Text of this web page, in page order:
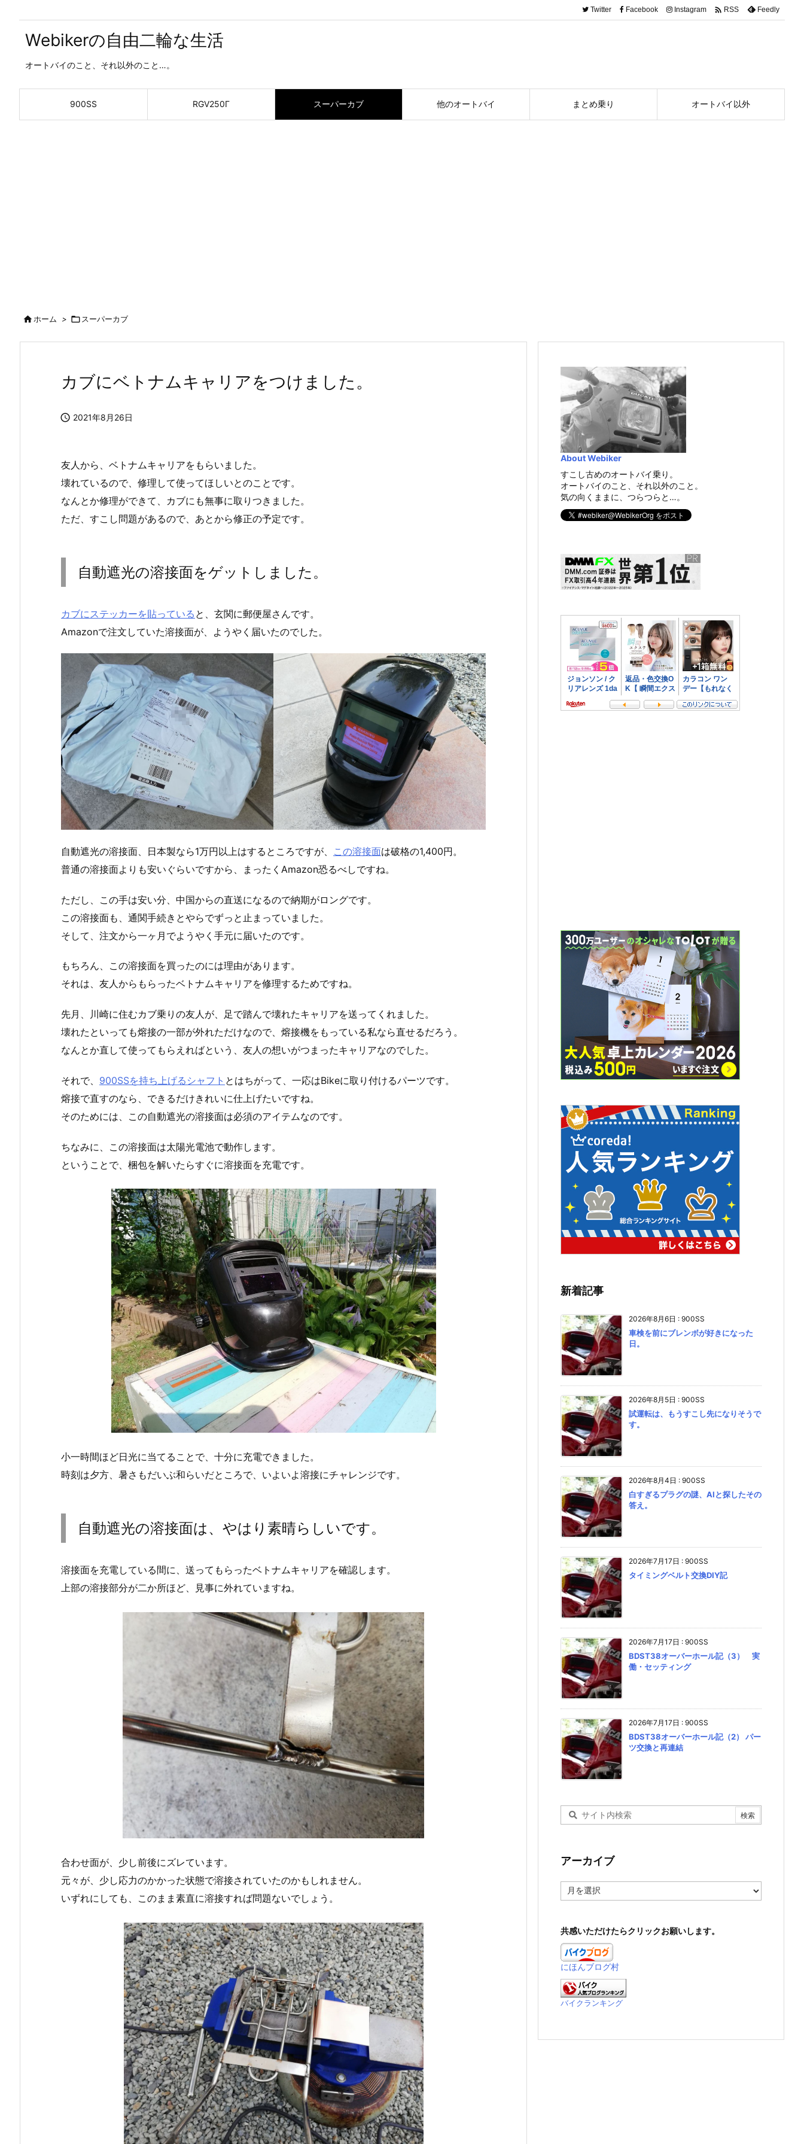
Webikerの自由二輪な生活
オートバイのこと、それ以外のこと…。
900SS RGV250Γ スーパーカブ 他のオートバイ まとめ乗り オートバイ以外
Twitter Facebook Instagram  RSS Feedly
ホーム >  スーパーカブ
カブにベトナムキャリアをつけました。
 2021年8月26日
友人から、ベトナムキャリアをもらいました。
壊れているので、修理して使ってほしいとのことです。
なんとか修理ができて、カブにも無事に取りつきました。
ただ、すこし問題があるので、あとから修正の予定です。
自動遮光の溶接面をゲットしました。
カブにステッカーを貼っている と、玄関に郵便屋さんです。
Amazonで注文していた溶接面が、ようやく届いたのでした。
自動遮光の溶接面、日本製なら1万円以上はするところですが、 この溶接面は破格の1,400円。
普通の溶接面よりも安いぐらいですから、まったくAmazon恐るべしですね。
ただし、この手は安い分、中国からの直送になるので納期がロングです。
この溶接面も、通関手続きとやらでずっと止まっていました。
そして、注文から一ヶ月でようやく手元に届いたのです。
もちろん、この溶接面を買ったのには理由があります。
それは、友人からもらったベトナムキャリアを修理するためですね。
先月、川崎に住むカブ乗りの友人が、足で踏んで壊れたキャリアを送ってくれました。
壊れたといっても熔接の一部が外れただけなので、熔接機をもっている私なら直せるだろう。
なんとか直して使ってもらえればという、友人の想いがつまったキャリアなのでした。
それで、 900SSを持ち上げるシャフト とはちがって、一応はBikeに取り付けるパーツです。
熔接で直すのなら、できるだけきれいに仕上げたいですね。
そのためには、この自動遮光の溶接面は必須のアイテムなのです。
ちなみに、この溶接面は太陽光電池で動作します。
ということで、梱包を解いたらすぐに溶接面を充電です。
小一時間ほど日光に当てることで、十分に充電できました。
時刻は夕方、暑さもだいぶ和らいだところで、いよいよ溶接にチャレンジです。
自動遮光の溶接面は、やはり素晴らしいです。
溶接面を充電している間に、送ってもらったベトナムキャリアを確認します。
上部の溶接部分が二か所ほど、見事に外れていますね。
合わせ面が、少し前後にズレています。
元々が、少し応力のかかった状態で溶接されていたのかもしれません。
いずれにしても、このまま素直に溶接すれば問題ないでしょう。
About Webiker
すこし古めのオートバイ乗り。
オートバイのこと、それ以外のこと。
気の向くままに、つらつらと…。
新着記事
2026年8月6日 : 900SS
車検を前にブレンボが好きになった
日。
2026年8月5日 : 900SS
試運転は、もうすこし先になりそうで
す。
2026年8月4日 : 900SS
白すぎるプラグの謎、AIと探したその
答え。
2026年7月17日 : 900SS
タイミングベルト交換DIY記
2026年7月17日 : 900SS
BDST38オーバーホール記（3） 実
働・セッティング
2026年7月17日 : 900SS
BDST38オーバーホール記（2） パー
ツ交換と再連結
アーカイブ
ー
ブ
共感いただけたらクリックお願いします。
にほんブログ村
バイクランキング